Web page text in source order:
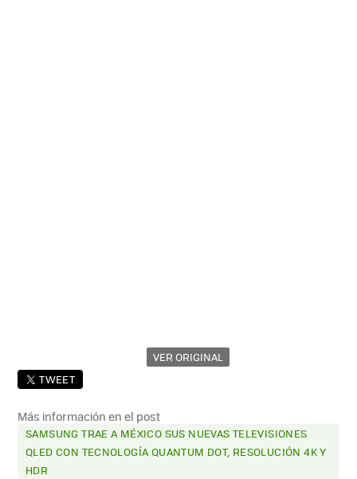
VER ORIGINAL
TWEET
Más información en el post
SAMSUNG TRAE A MÉXICO SUS NUEVAS TELEVISIONES
QLED CON TECNOLOGÍA QUANTUM DOT, RESOLUCIÓN 4K Y
HDR